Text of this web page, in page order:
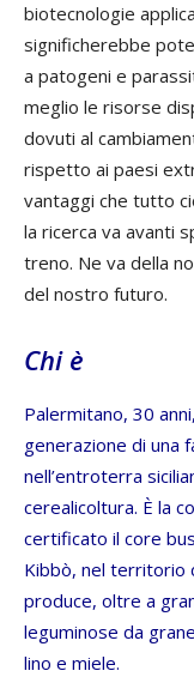
biotecnologie
significherebbe
a patogeni e
meglio le risorse
dovuti al
rispetto ai paesi
vantaggi che tutto
la ricerca va avanti
treno. Ne va della
del nostro futuro.
Chi è
Palermitano, 30
generazione di una
nell’entroterra
cerealicoltura. È la
certificato il core
Kibbò, nel territorio
produce, oltre a
leguminose da
lino e miele.